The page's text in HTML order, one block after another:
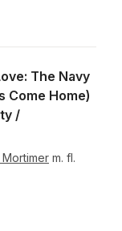
The Navy
Come Home)
/
m. fl.